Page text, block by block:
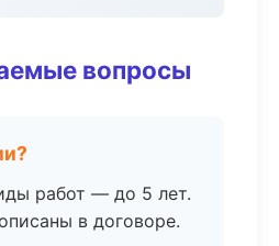
вопросы
работ — до 5 лет.
в договоре.